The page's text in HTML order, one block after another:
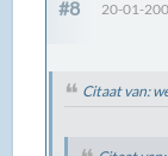
#8 20-01-
Citaat van: